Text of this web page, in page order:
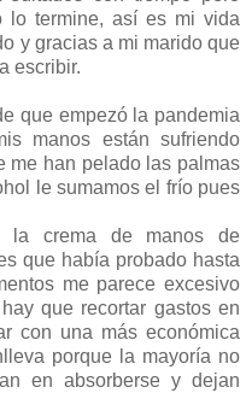
lo termine, así es mi vida
y gracias a mi marido que
escribir.
que empezó la pandemia
manos están sufriendo
me han pelado las palmas
le sumamos el frío pues
la crema de manos de
que había probado hasta
me parece excesivo
que recortar gastos en
con una más económica
porque la mayoría no
en absorberse y dejan